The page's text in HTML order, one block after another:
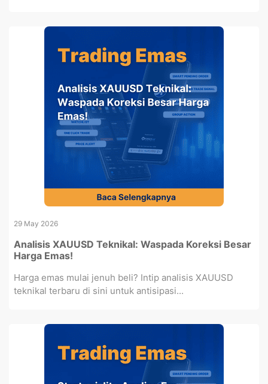
29 May 2026
Analisis XAUUSD Teknikal: Waspada Koreksi Besar
Harga Emas!
Harga emas mulai jenuh beli? Intip analisis XAUUSD
teknikal terbaru di sini untuk antisipasi...